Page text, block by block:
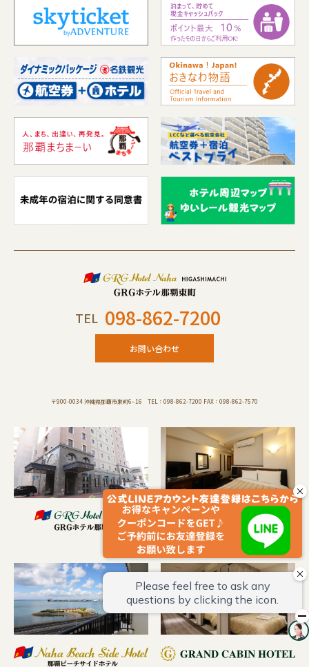
TEL 098-862-7200
お問い合わせ
〒900-0034 沖縄県那覇市東町6−16 TEL：098-862-7200 FAX：098-862-7570